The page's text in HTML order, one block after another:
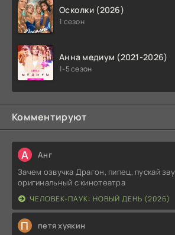
Осколки (2026)
1 сезон
Анна медиум (2021-2026)
1-5 сезон
Комментируют
А Анг
Зачем озвучка Драгон, пипец, пускай
оригинальный с кинотеатра
ЧЕЛОВЕК-ПАУК: НОВЫЙ ДЕНЬ (2026)
П петя хуякин